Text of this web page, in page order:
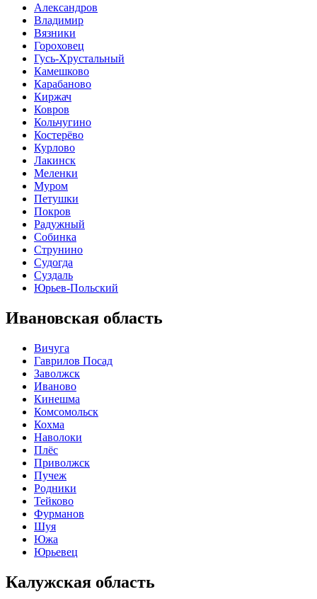
Александров
Владимир
Вязники
Гороховец
Гусь-Хрустальный
Камешково
Карабаново
Киржач
Ковров
Кольчугино
Костерёво
Курлово
Лакинск
Меленки
Муром
Петушки
Покров
Радужный
Собинка
Струнино
Судогда
Суздаль
Юрьев-Польский
Ивановская область
Вичуга
Гаврилов Посад
Заволжск
Иваново
Кинешма
Комсомольск
Кохма
Наволоки
Плёс
Приволжск
Пучеж
Родники
Тейково
Фурманов
Шуя
Южа
Юрьевец
Калужская область